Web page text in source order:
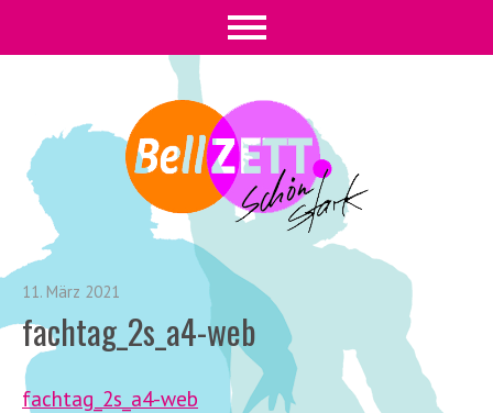
11. März 2021
fachtag_2s_a4-web
fachtag_2s_a4-web